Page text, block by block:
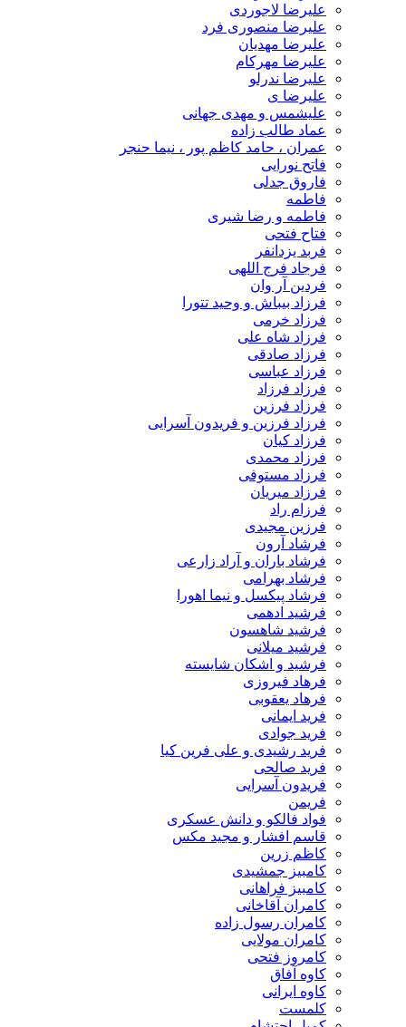
علیرضا لاجوردی
علیرضا منصوری فرد
علیرضا مهدیان
علیرضا مهرکام
علیرضا ندرلو
علیرضا ی
علیشمس و مهدی جهانی
عماد طالب زاده
عمران ، حامد کاظم پور ، نیما حنجر
فاتح نورایی
فاروق جدلی
فاطمه
فاطمه و رضا شیری
فتاح فتحی
فربد یزدانفر
فرجاد فرج اللهی
فردین آر وان
فرزاد بیباش و وحید تتورا
فرزاد خرمی
فرزاد شاه علی
فرزاد صادقی
فرزاد عباسی
فرزاد فرزاد
فرزاد فرزین
فرزاد فرزین و فریدون آسرایی
فرزاد کیان
فرزاد محمدی
فرزاد مستوفی
فرزاد میریان
فرزام راد
فرزین مجیدی
فرشاد آرون
فرشاد باران و آراد زارعی
فرشاد بهرامی
فرشاد پیکسل و نیما اهورا
فرشید ادهمی
فرشید شاهسون
فرشید میلانی
فرشید و اشکان شایسته
فرهاد فیروزی
فرهاد یعقوبی
فرید ایمانی
فرید جوادی
فرید رشیدی و علی فرین کیا
فرید صالحی
فریدون آسرایی
فریمن
فواد فالکو و دانش عسکری
قاسم افشار و مجید مکس
کاظم زرین
کامبیز جمشیدی
کامبیز فراهانی
کامران آقاخانی
کامران رسول زاده
کامران مولایی
کامروز فتحی
کاوه آفاق
کاوه ایرانی
کلمست